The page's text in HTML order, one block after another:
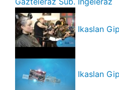
Ikaslan
Ikaslan